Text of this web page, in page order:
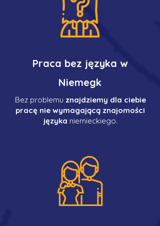
Praca bez języka w
Niemegk
Bez problemu znajdziemy dla ciebie
pracę nie wymagającą znajomości
języka niemieckiego.